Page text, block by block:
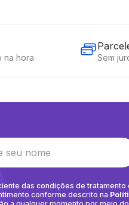
na hora Sem
das condições de
conforme descrito na